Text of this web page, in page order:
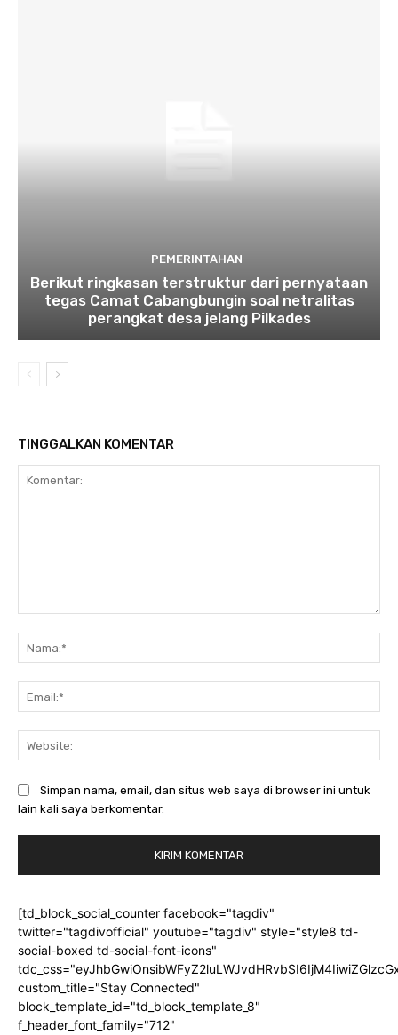
PEMERINTAHAN
Berikut ringkasan terstruktur dari pernyataan
tegas Camat Cabangbungin soal netralitas
perangkat desa jelang Pilkades
TINGGALKAN KOMENTAR
Simpan nama, email, dan situs web saya di browser ini untuk
lain kali saya berkomentar.
[td_block_social_counter facebook="tagdiv"
twitter="tagdivofficial" youtube="tagdiv" style="style8 td-
social-boxed td-social-font-icons"
custom_title="Stay Connected"
block_template_id="td_block_template_8"
f_header_font_family="712"